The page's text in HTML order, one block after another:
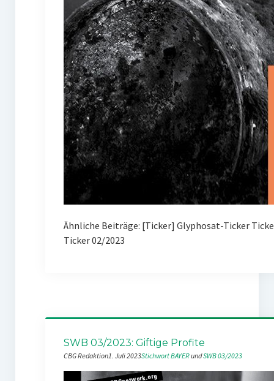
Ähnliche Beiträge: [Ticker] Glyphosat-Ticker
Ticker 02/2023
SWB 03/2023: Giftige Profite
CBG Redaktion1. Juli 2023Stichwort BAYER und SWB 03/2023